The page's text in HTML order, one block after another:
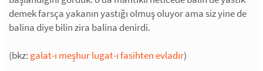
demek farsça yakanın yastığı olmuş oluyor ama siz yine de
balina diye bilin zira balina denirdi.
(bkz: galat-ı meşhur lugat-ı fasihten evladır)